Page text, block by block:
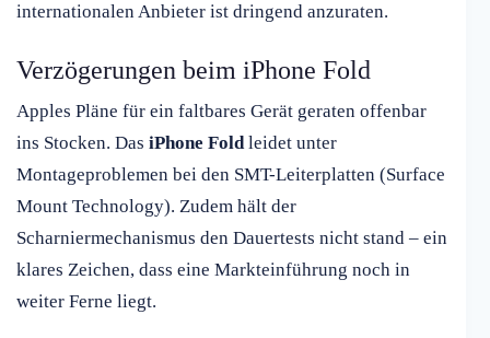
internationalen Anbieter ist dringend anzuraten.
Verzögerungen beim iPhone Fold
Apples Pläne für ein faltbares Gerät geraten offenbar
ins Stocken. Das iPhone Foldleidet unter
Montageproblemen bei den SMT-Leiterplatten (Surface
Mount Technology). Zudem hält der
Scharniermechanismus den Dauertests nicht stand – ein
klares Zeichen, dass eine Markteinführung noch in
weiter Ferne liegt.